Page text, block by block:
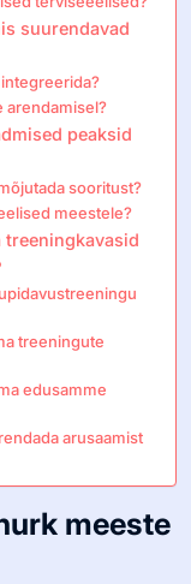
suurendavad
arendamisel?
peaksid
sooritust?
meestele?
treeningkavasid
treeningute
edusamme
arusaamist
meeste